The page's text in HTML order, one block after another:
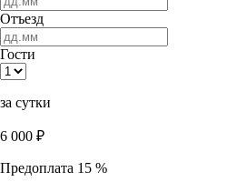
Отъезд
Гости
за сутки
6 000 ₽
Предоплата 15 %